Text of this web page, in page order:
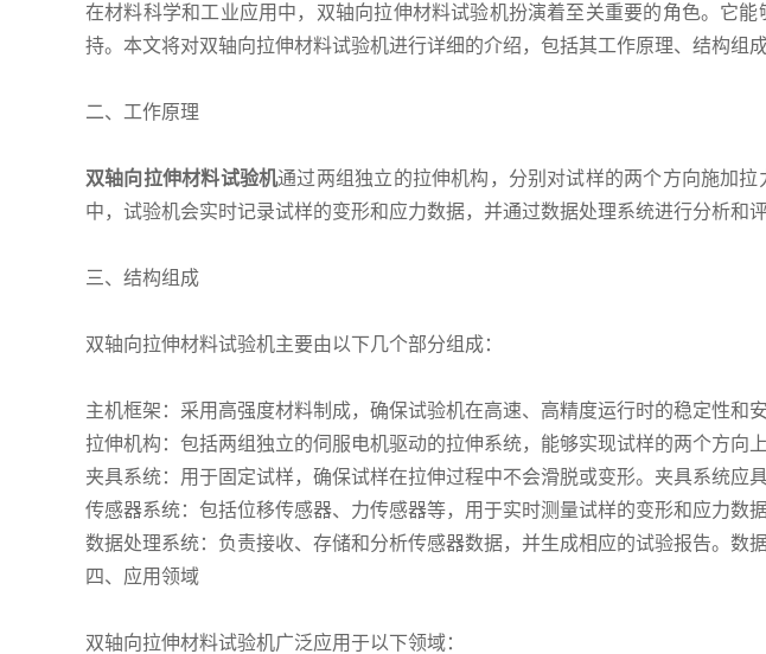
在材料科学和工业应用中，双轴向拉伸材料试验机扮演着至关重要的角色。它
持。本文将对双轴向拉伸材料试验机进行详细的介绍，包括其工作原理、结构组
二、工作原理
双轴向拉伸材料试验机通过两组独立的拉伸机构，分别对试样的两个方向施加
中，试验机会实时记录试样的变形和应力数据，并通过数据处理系统进行分析和评
三、结构组成
双轴向拉伸材料试验机主要由以下几个部分组成：
主机框架：采用高强度材料制成，确保试验机在高速、高精度运行时的稳定性和安
拉伸机构：包括两组独立的伺服电机驱动的拉伸系统，能够实现试样的两个方向
夹具系统：用于固定试样，确保试样在拉伸过程中不会滑脱或变形。夹具系统应
传感器系统：包括位移传感器、力传感器等，用于实时测量试样的变形和应力数据
数据处理系统：负责接收、存储和分析传感器数据，并生成相应的试验报告。数
四、应用领域
双轴向拉伸材料试验机广泛应用于以下领域：